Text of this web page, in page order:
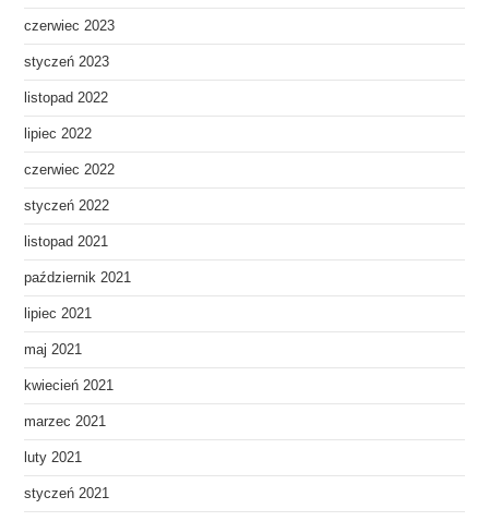
czerwiec 2023
styczeń 2023
listopad 2022
lipiec 2022
czerwiec 2022
styczeń 2022
listopad 2021
październik 2021
lipiec 2021
maj 2021
kwiecień 2021
marzec 2021
luty 2021
styczeń 2021